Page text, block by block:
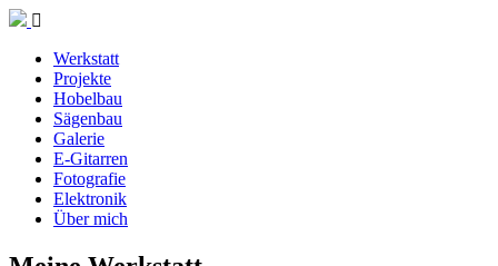
Werkstatt
Projekte
Hobelbau
Sägenbau
Galerie
E-Gitarren
Fotografie
Elektronik
Über mich